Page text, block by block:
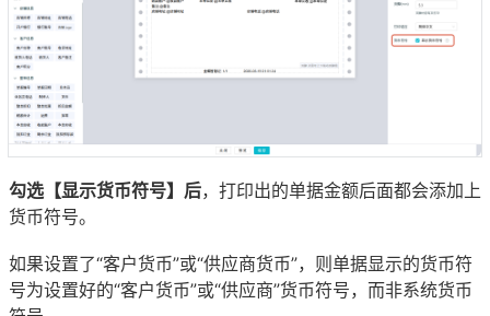
勾选【显示货币符号】后，打印出的单据金额后面都会添加上
货币符号。
如果设置了“客户货币”或“供应商货币”，则单据显示的货币符
号为设置好的“客户货币”或“供应商”货币符号，而非系统货币